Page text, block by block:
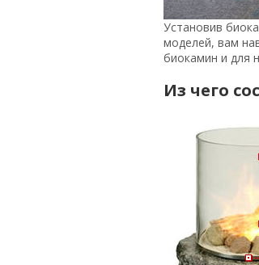
Установив
моделей, вам
биокамин и для
Из чего